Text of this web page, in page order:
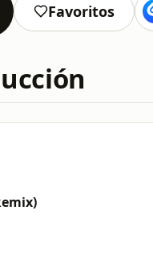
Favoritos